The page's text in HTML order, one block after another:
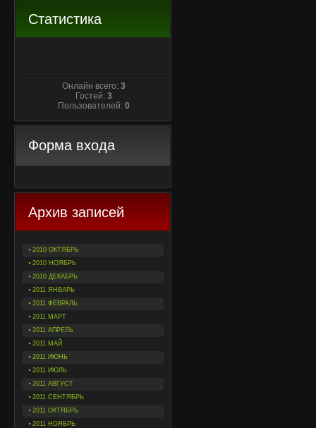
Статистика
Онлайн всего:3
Гостей:3
Пользователей:0
Форма входа
Архив записей
2010 ОКТЯБРЬ
2010 НОЯБРЬ
2010 ДЕКАБРЬ
2011 ЯНВАРЬ
2011 ФЕВРАЛЬ
2011 МАРТ
2011 АПРЕЛЬ
2011 МАЙ
2011 ИЮНЬ
2011 ИЮЛЬ
2011 АВГУСТ
2011 СЕНТЯБРЬ
2011 ОКТЯБРЬ
2011 НОЯБРЬ